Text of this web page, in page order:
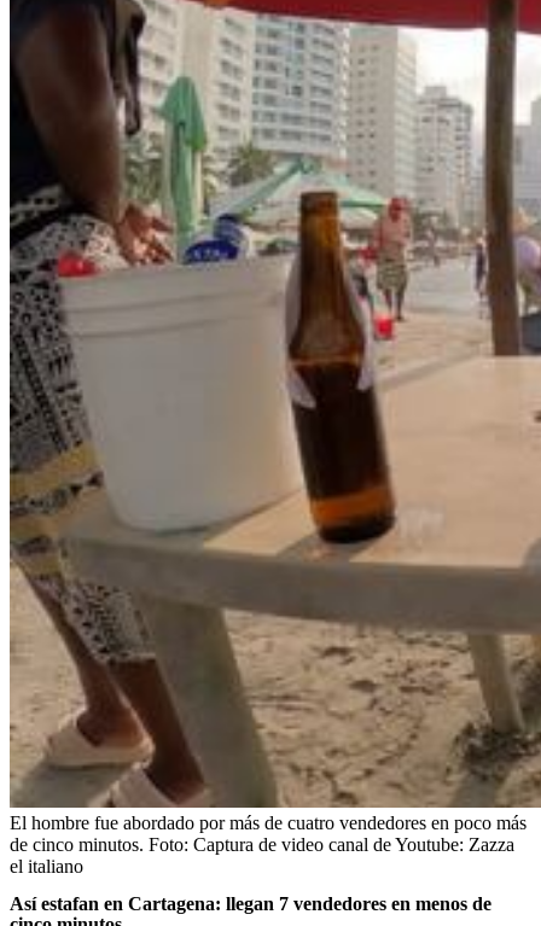
El hombre fue abordado por más de cuatro vendedores en poco más
de cinco minutos. Foto: Captura de video canal de Youtube: Zazza
el italiano
Así estafan en Cartagena: llegan 7 vendedores en menos de